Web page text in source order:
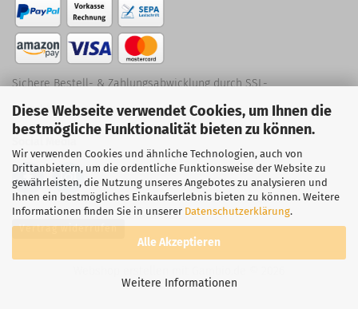
Diese Webseite verwendet Cookies, um Ihnen die
bestmögliche Funktionalität bieten zu können.
Wir verwenden Cookies und ähnliche Technologien, auch von
Drittanbietern, um die ordentliche Funktionsweise der Website zu
gewährleisten, die Nutzung unseres Angebotes zu analysieren und
Ihnen ein bestmögliches Einkaufserlebnis bieten zu können. Weitere
Informationen finden Sie in unserer Datenschutzerklärung.
Alle Akzeptieren
Weitere Informationen
Sichere Bestell- & Zahlungsabwicklung durch SSL-
Verschlüsselung
Social Media
Vertrag widerrufen